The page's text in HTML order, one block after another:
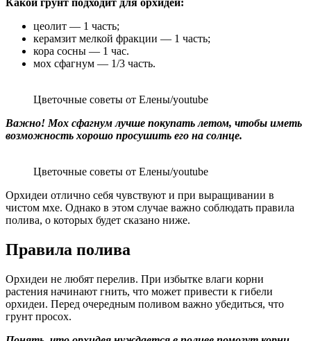
Какой грунт подходит для орхидей:
цеолит — 1 часть;
керамзит мелкой фракции — 1 часть;
кора сосны — 1 час.
мох сфагнум — 1/3 часть.
Цветочные советы от Елены/youtube
Важно! Мох сфагнум лучше покупать летом, чтобы иметь
возможность хорошо просушить его на солнце.
Цветочные советы от Елены/youtube
Орхидеи отлично себя чувствуют и при выращивании в
чистом мхе. Однако в этом случае важно соблюдать правила
полива, о которых будет сказано ниже.
Правила полива
Орхидеи не любят перелив. При избытке влаги корни
растения начинают гнить, что может привести к гибели
орхидеи. Перед очередным поливом важно убедиться, что
грунт просох.